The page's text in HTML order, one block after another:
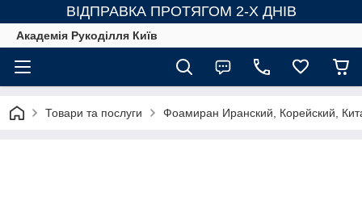
ВІДПРАВКА ПРОТЯГОМ 2-Х ДНІВ
Академія Рукоділля Київ
Товари та послуги Фоамиран Иранский, Корейский,